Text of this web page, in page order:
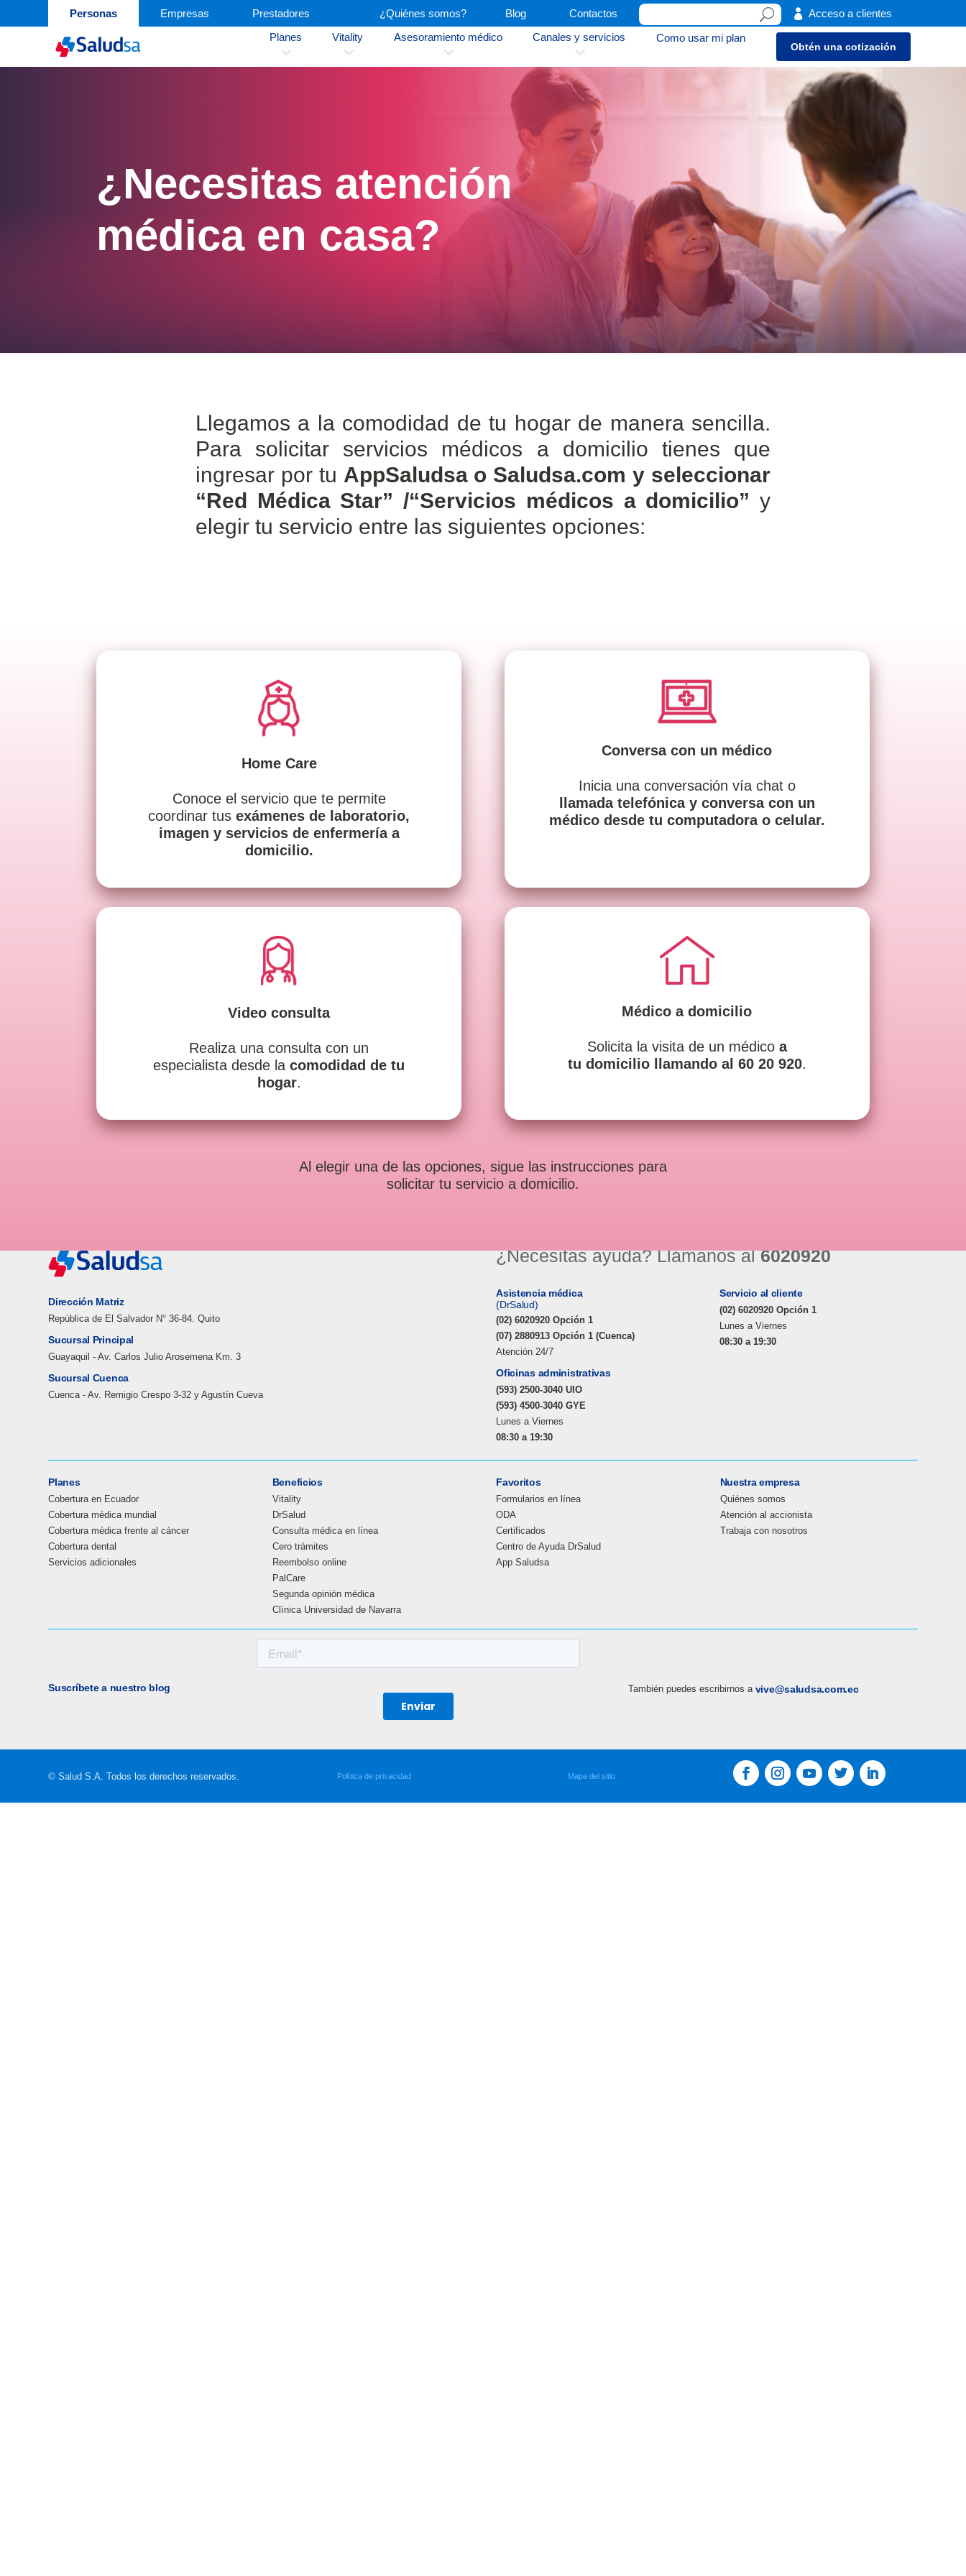
Personas Empresas Prestadores ¿Quiénes somos? Blog Contactos  Acceso a clientes
Planes
3
Vitality
3
Asesoramiento médico
3
Canales y servicios
3
Como usar mi plan
Obtén una cotización
¿Necesitas atención
médica en casa?
Llegamos a la comodidad de tu hogar de manera sencilla.
Para solicitar servicios médicos a domicilio tienes que
ingresar por tu AppSaludsa o Saludsa.com y seleccionar
“Red Médica Star” /“Servicios médicos a domicilio” y
elegir tu servicio entre las siguientes opciones:
Home Care
Conoce el servicio que te permite
coordinar tusexámenes de laboratorio,
imagen y servicios de enfermería a
domicilio.
Conversa con un médico
Inicia una conversación vía chat o
llamada telefónica y conversa con un
médico desde tu computadora o celular.
Video consulta
Realiza una consulta con un
especialista desde lacomodidad de tu
hogar.
Médico a domicilio
Solicita la visita de un médico a
tu domicilio llamando al 60 20 920.
Al elegir una de las opciones, sigue las instrucciones para
solicitar tu servicio a domicilio.
Dirección Matriz
República de El Salvador N° 36-84. Quito
Sucursal Principal
Guayaquil - Av. Carlos Julio Arosemena Km. 3
Sucursal Cuenca
Cuenca - Av. Remigio Crespo 3-32 y Agustín Cueva
¿Necesitas ayuda? Llámanos al6020920
Asistencia médica
(DrSalud)
(02) 6020920 Opción 1
(07) 2880913 Opción 1 (Cuenca)
Atención 24/7
Servicio al cliente
(02) 6020920 Opción 1
Lunes a Viernes
08:30 a 19:30
Oficinas administrativas
(593) 2500-3040 UIO
(593) 4500-3040 GYE
Lunes a Viernes
08:30 a 19:30
Planes
Cobertura en Ecuador
Cobertura médica mundial
Cobertura médica frente al cáncer
Cobertura dental
Servicios adicionales
Beneficios
Vitality
DrSalud
Consulta médica en línea
Cero trámites
Reembolso online
PalCare
Segunda opinión médica
Clínica Universidad de Navarra
Favoritos
Formularios en línea
ODA
Certificados
Centro de Ayuda DrSalud
App Saludsa
Nuestra empresa
Quiénes somos
Atención al accionista
Trabaja con nosotros
Suscríbete a nuestro blog También puedes escribirnos a vive@saludsa.com.ec
© Salud S.A. Todos los derechos reservados. Política de privacidad Mapa del sitio